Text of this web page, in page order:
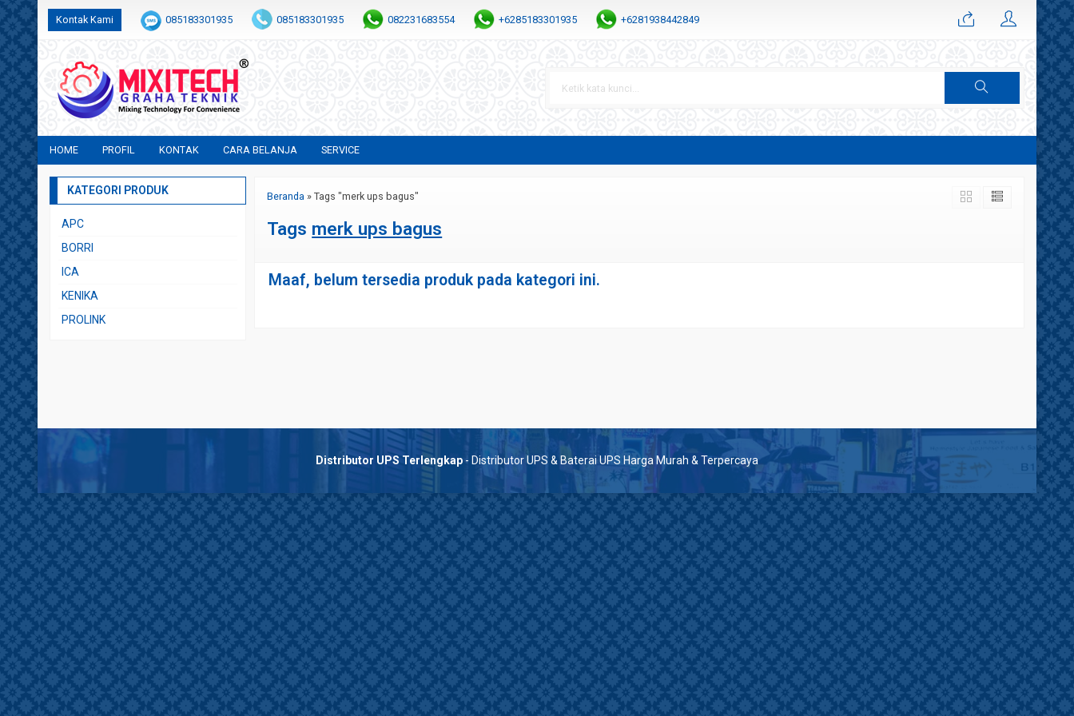
Kontak Kami 085183301935 085183301935 082231683554 +6285183301935 +6281938442849
HOME PROFIL KONTAK CARA BELANJA SERVICE
Beranda »Tags "merk ups bagus"
Tags merk ups bagus
Maaf, belum tersedia produk pada kategori ini.
KATEGORI PRODUK
APC
BORRI
ICA
KENIKA
PROLINK
Distributor UPS Terlengkap - Distributor UPS & Baterai UPS Harga Murah & Terpercaya